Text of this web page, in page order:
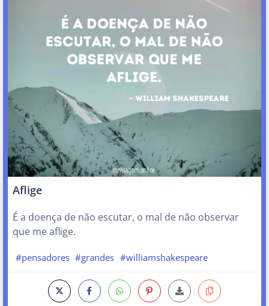
Aflige
É a doença de não escutar, o mal de não observar
que me aflige.
#pensadores #grandes #williamshakespeare